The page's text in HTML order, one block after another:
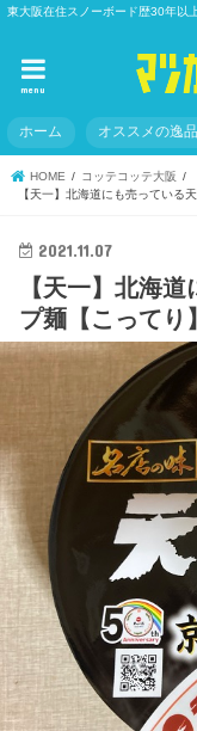
東大阪在住スノーボード歴30年以
menu
ホーム オススメの逸品
HOME
コッテコッテ大阪
【天一】北海道にも売っている
2021.11.07
【天一】北海
プ麺【こってり】